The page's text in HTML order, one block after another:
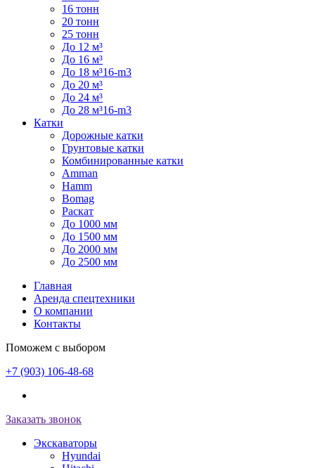
16 тонн
20 тонн
25 тонн
До 12 м³
До 16 м³
До 18 м³16-m3
До 20 м³
До 24 м³
До 28 м³16-m3
Катки
Дорожные катки
Грунтовые катки
Комбинированные катки
Amman
Hamm
Bomag
Раскат
До 1000 мм
До 1500 мм
До 2000 мм
До 2500 мм
Главная
Аренда спецтехники
О компании
Контакты
Поможем с выбором
+7 (903) 106-48-68
Заказать звонок
Экскаваторы
Hyundai